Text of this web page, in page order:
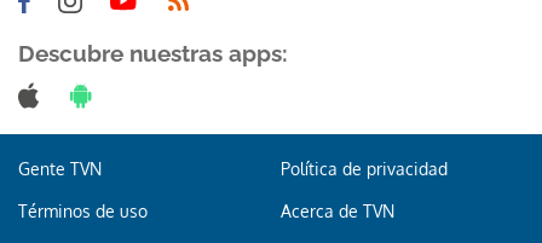
Descubre nuestras apps:
Gente TVN Política de privacidad
Términos de uso Acerca de TVN